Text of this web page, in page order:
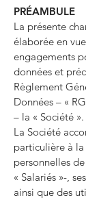
PRÉAMBULE
La présente
élaborée en
engagements
données et
Règlement
Données – «
– la « Société ».
La Société
particulière à
personnelles
« Salariés »-,
ainsi que des